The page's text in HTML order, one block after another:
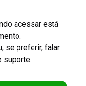
acessar está
se preferir, falar
suporte.